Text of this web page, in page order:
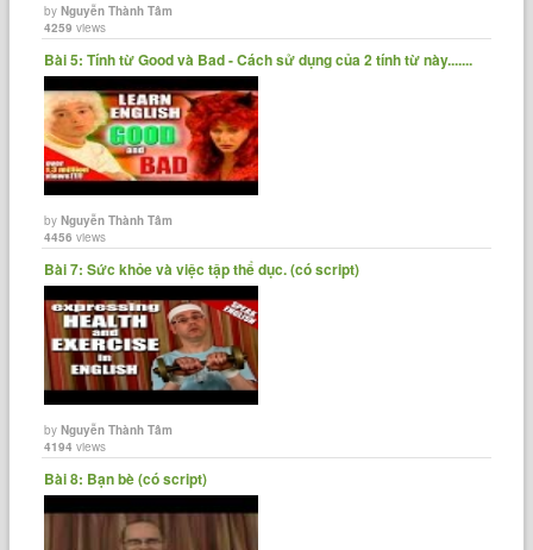
byNguyễn Thành Tâm
4259 views
Bài 5: Tính từ Good và Bad - Cách sử dụng của 2 tính từ này.......
byNguyễn Thành Tâm
4456 views
Bài 7: Sức khỏe và việc tập thể dục. (có script)
byNguyễn Thành Tâm
4194 views
Bài 8: Bạn bè (có script)